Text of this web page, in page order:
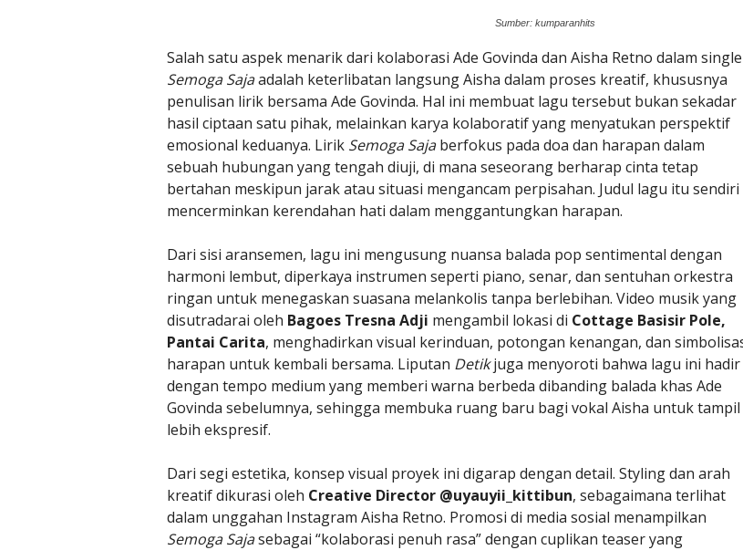
Sumber: kumparanhits
Salah satu aspek menarik dari kolaborasi Ade Govinda dan Aisha Retno dalam single
Semoga Sajaadalah keterlibatan langsung Aisha dalam proses kreatif, khususnya
penulisan lirik bersama Ade Govinda. Hal ini membuat lagu tersebut bukan sekadar
hasil ciptaan satu pihak, melainkan karya kolaboratif yang menyatukan perspektif
emosional keduanya. Lirik Semoga Sajaberfokus pada doa dan harapan dalam
sebuah hubungan yang tengah diuji, di mana seseorang berharap cinta tetap
bertahan meskipun jarak atau situasi mengancam perpisahan. Judul lagu itu sendiri
mencerminkan kerendahan hati dalam menggantungkan harapan.
Dari sisi aransemen, lagu ini mengusung nuansa balada pop sentimental dengan
harmoni lembut, diperkaya instrumen seperti piano, senar, dan sentuhan orkestra
ringan untuk menegaskan suasana melankolis tanpa berlebihan. Video musik yang
disutradarai oleh Bagoes Tresna Adji mengambil lokasi di Cottage Basisir Pole,
Pantai Carita, menghadirkan visual kerinduan, potongan kenangan, dan
harapan untuk kembali bersama. Liputan Detikjuga menyoroti bahwa lagu ini hadir
dengan tempo medium yang memberi warna berbeda dibanding balada khas Ade
Govinda sebelumnya, sehingga membuka ruang baru bagi vokal Aisha untuk tampil
lebih ekspresif.
Dari segi estetika, konsep visual proyek ini digarap dengan detail. Styling dan arah
kreatif dikurasi oleh Creative Director @uyauyii_kittibun, sebagaimana terlihat
dalam unggahan Instagram Aisha Retno. Promosi di media sosial menampilkan
Semoga Sajasebagai “kolaborasi penuh rasa” dengan cuplikan teaser yang